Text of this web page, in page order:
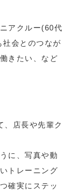
アクルー(60代
会とのつなが
きたい、など
、店長や先輩ク
に、写真や動
トレーニング
確実にステッ